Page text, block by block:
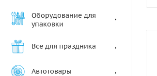
Оборудование для
упаковки
Все для праздника
Автотовары